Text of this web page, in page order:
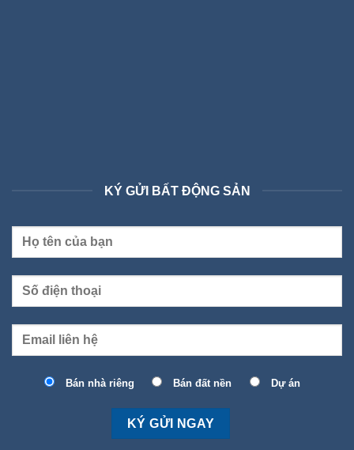
KÝ GỬI BẤT ĐỘNG SẢN
Bán nhà riêng Bán đất nền Dự án